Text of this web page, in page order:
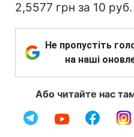
2,5577 грн за 10
Не пропустіть
на наші
Або читайте нас